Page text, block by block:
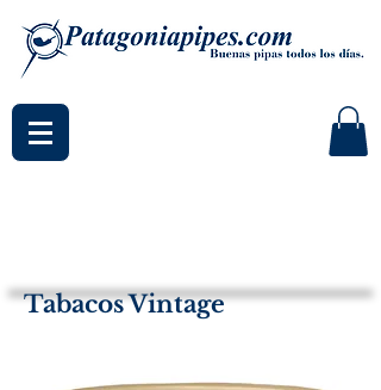
Tabacos Vintage